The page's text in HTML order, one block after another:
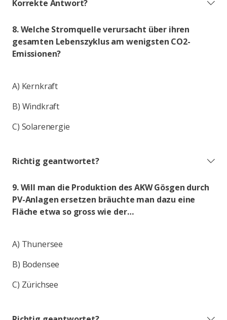
Korrekte Antwort?
8. Welche Stromquelle verursacht über ihren
gesamten Lebenszyklus am wenigsten CO2-
Emissionen?
A) Kernkraft
B) Windkraft
C) Solarenergie
Richtig geantwortet?
9. Will man die Produktion des AKW Gösgen durch
PV-Anlagen ersetzen bräuchte man dazu eine
Fläche etwa so gross wie der…
A) Thunersee
B) Bodensee
C) Zürichsee